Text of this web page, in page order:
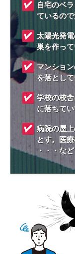
自宅のベ
ているの
太陽光発
巣を作っ
マンショ
を落とし
学校の校
に落ちて
病院の屋
とす。医
・・・など